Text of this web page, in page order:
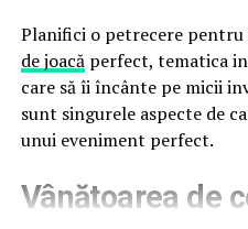
false de streaming, coduri
promit bilete, rambursări,
meciuri. FBI a emis în luna
site-urile care clonează
modificări minore ale
a colecta date personale și
Planifici o petrecere
de joacăperfect, tematica
care să îi încânte pe micii
sunt singurele aspecte de
unui eveniment perfect.
Vânătoarea de